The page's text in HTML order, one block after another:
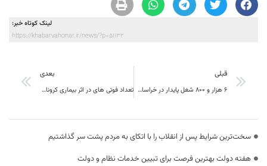
لینک کوتاه خبر:
https://khabarvahonar.ir/news/?p=51132
قبلی
۶ هزار و ۸۰۰ شغل پایدار در خراسان جنوبی ایجاد شد
بعدی
تعداد فوتی های در اثر بیماری کرونا به 708 مورد در خراسان جنوبی رسید؛
سخت‌ترین شرایط پس از انقلاب را با اتکای به مردم پشت سر گذاشتیم
هفته دولت بهترین فرصت برای تبیین خدمات نظام و دولت